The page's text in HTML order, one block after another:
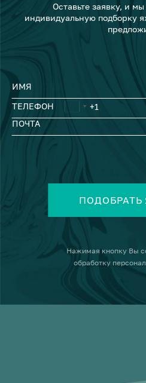
Оставьте заявку, и
индивидуальную подборку
ИМЯ
ТЕЛЕФОН
ПОЧТА
ПОДОБРАТЬ
Нажимая кнопку Вы
обработку